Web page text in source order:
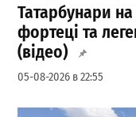
Татарбунари на
фортеці та
(відео)
05-08-2026 в 22:55